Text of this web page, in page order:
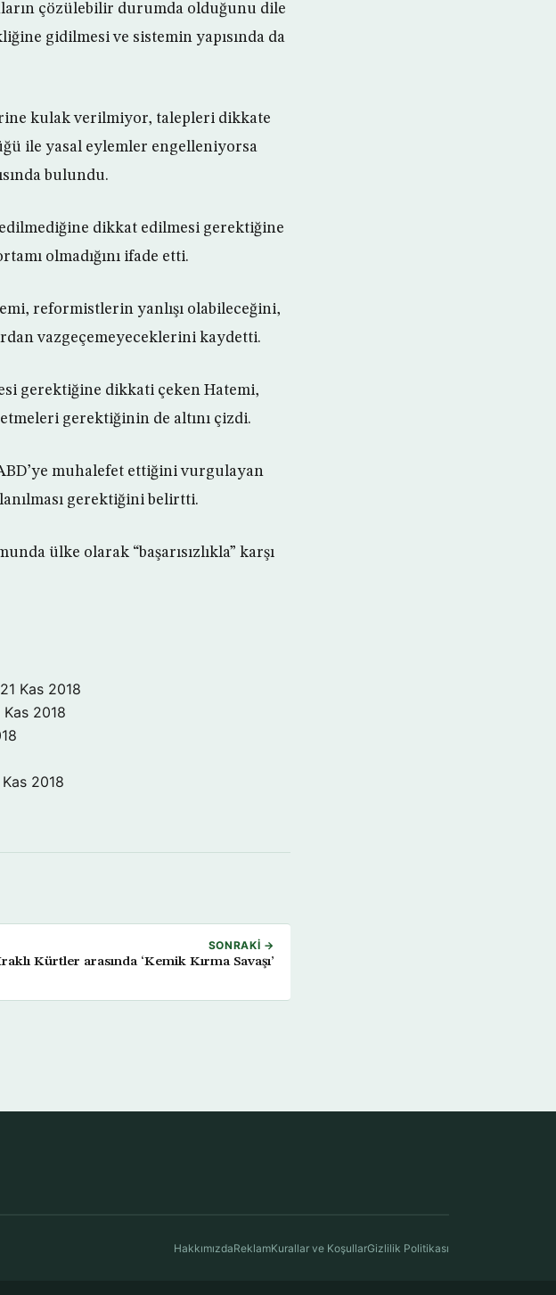
çözülebilir durumda olduğunu dile
gidilmesi ve sistemin yapısında da
kulak verilmiyor, talepleri dikkate
ile yasal eylemler engelleniyorsa
bulundu.
dikkat edilmesi gerektiğine
olmadığını ifade etti.
reformistlerin yanlışı olabileceğini,
vazgeçemeyeceklerini kaydetti.
gerektiğine dikkati çeken Hatemi,
gerektiğinin de altını çizdi.
muhalefet ettiğini vurgulayan
gerektiğini belirtti.
ülke olarak “başarısızlıkla” karşı
21 Kas 2018
Kas 2018
Kas 2018
SONRAKI →
Kürtler arasında ‘Kemik Kırma Savaşı’
HakkımızdaReklamKurallar ve KoşullarGizlilik Politikası